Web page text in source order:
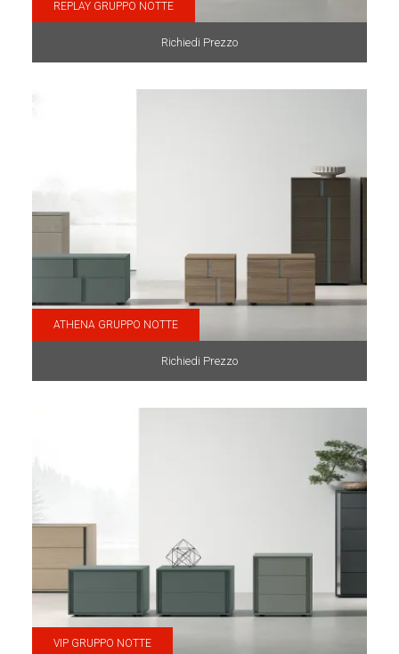
REPLAY GRUPPO NOTTE
Richiedi Prezzo
ATHENA GRUPPO NOTTE
Richiedi Prezzo
VIP GRUPPO NOTTE